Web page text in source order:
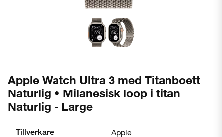
Apple Watch Ultra 3 med Titanboett
Naturlig • Milanesisk loop i titan
Naturlig - Large
Tillverkare Apple